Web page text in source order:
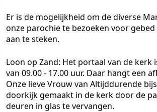
Er is de mogelijkheid om de diverse
onze parochie te bezoeken voor
aan te steken.
Loon op Zand: Het portaal van de kerk
van 09.00 - 17.00 uur. Daar hangt een
Onze lieve Vrouw van Altijddurende
doorkijk gemaakt in de kerk door de
deuren in glas te vervangen.